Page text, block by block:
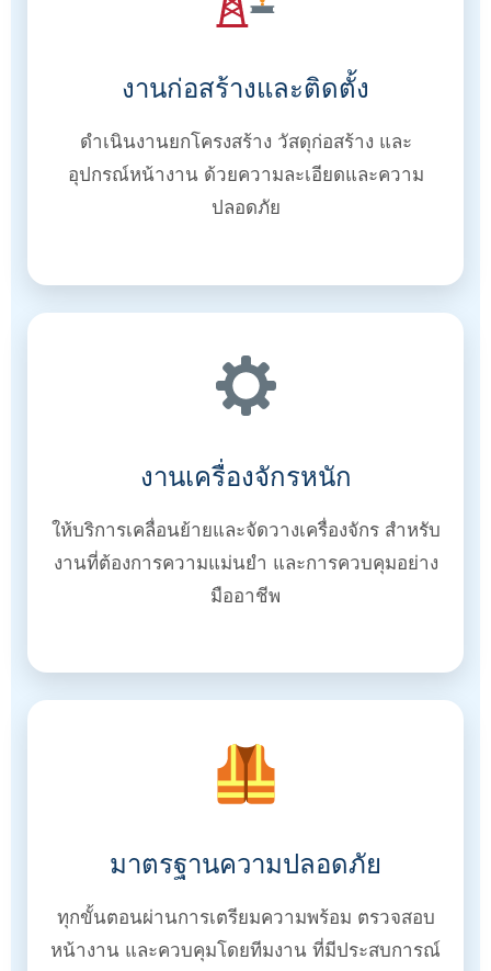
งานก่อสร้างและติดตั้ง
ดำเนินงานยกโครงสร้าง วัสดุก่อสร้าง และ
อุปกรณ์หน้างาน ด้วยความละเอียดและความ
ปลอดภัย
งานเครื่องจักรหนัก
ให้บริการเคลื่อนย้ายและจัดวางเครื่องจักร สำหรับ
งานที่ต้องการความแม่นยำ และการควบคุมอย่าง
มืออาชีพ
มาตรฐานความปลอดภัย
ทุกขั้นตอนผ่านการเตรียมความพร้อม ตรวจสอบ
หน้างาน และควบคุมโดยทีมงาน ที่มีประสบการณ์